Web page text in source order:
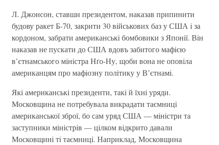
Л. Джонсон, ставши президентом, наказав припинити
будову ракет Б-70, закрити 30 вiйськових баз у США i за
кордоном, забрати американськi бомбовики з Японiї. Вiн
наказав не пускати до США вдовъ забитого мафiєю
в’єтнамського мiнiстра Нґо-Ну, щоби вона не оповiла
американцям про мафiозну полiтику у В’єтнамi.
Якi американськi президенти, такi й їхнi уряди.
Московщина не потребувала викрадати таємницi
американської зброї, бо сам уряд США — мiнiстри та
заступники мiнiстрiв — цiлком вiдкрито давали
Московщинi тi таємницi. Наприклад, Московщина